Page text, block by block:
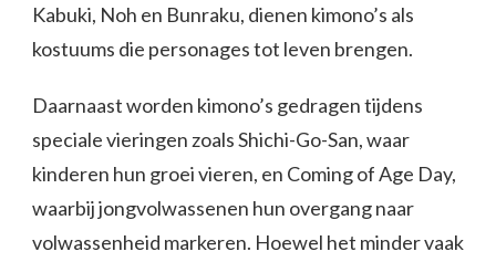
Kabuki, Noh en Bunraku, dienen kimono’s als
kostuums die personages tot leven brengen.
Daarnaast worden kimono’s gedragen tijdens
speciale vieringen zoals Shichi-Go-San, waar
kinderen hun groei vieren, en Coming of Age Day,
waarbij jongvolwassenen hun overgang naar
volwassenheid markeren. Hoewel het minder vaak